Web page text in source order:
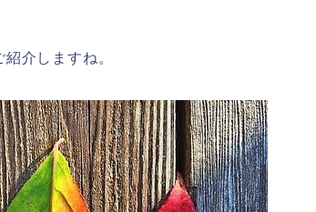
介しますね。